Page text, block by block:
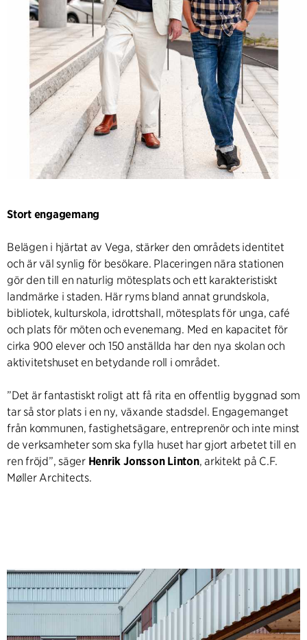
Stort engagemang
Belägen i hjärtat av Vega, stärker den områdets identitet
och är väl synlig för besökare. Placeringen nära stationen
gör den till en naturlig mötesplats och ett karakteristiskt
landmärke i staden. Här ryms bland annat grundskola,
bibliotek, kulturskola, idrottshall, mötesplats för unga, café
och plats för möten och evenemang. Med en kapacitet för
cirka 900 elever och 150 anställda har den nya skolan och
aktivitetshuset en betydande roll i området.
”Det är fantastiskt roligt att få rita en offentlig byggnad som
tar så stor plats i en ny, växande stadsdel. Engagemanget
från kommunen, fastighetsägare, entreprenör och inte minst
de verksamheter som ska fylla huset har gjort arbetet till en
ren fröjd”, säger Henrik Jonsson Linton, arkitekt på C.F.
Møller Architects.